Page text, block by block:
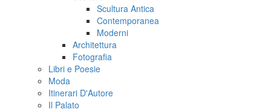
Scultura Antica
Contemporanea
Moderni
Architettura
Fotografia
Libri e Poesie
Moda
Itinerari D'Autore
Il Palato